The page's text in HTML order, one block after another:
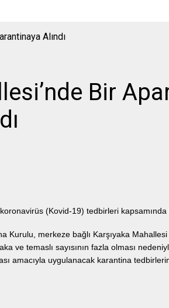
Bir
(Kovid-19) tedbirleri kapsamında
Kurulu, merkeze bağlı Karşıyaka
ve temaslı sayısının fazla olması
amacıyla uygulanacak karantina